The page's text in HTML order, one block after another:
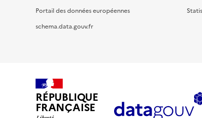
Portail des données européennes
schema.data.gouv.fr
RÉPUBLIQUE
FRANÇAISE